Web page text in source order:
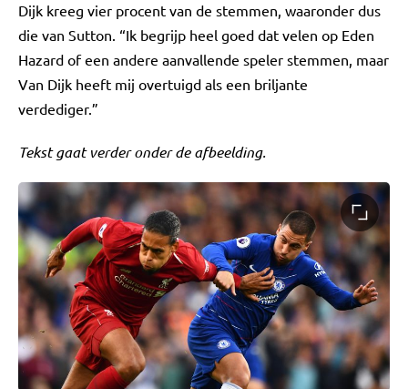
Dijk kreeg vier procent van de stemmen, waaronder dus
die van Sutton. “Ik begrijp heel goed dat velen op Eden
Hazard of een andere aanvallende speler stemmen, maar
Van Dijk heeft mij overtuigd als een briljante
verdediger.”
Tekst gaat verder onder de afbeelding.